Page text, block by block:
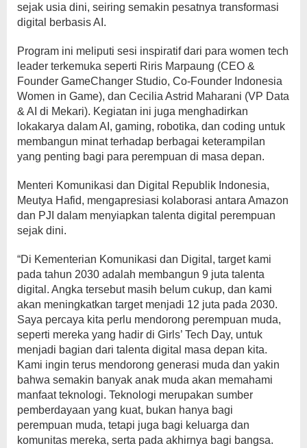
sejak usia dini, seiring semakin pesatnya transformasi
digital berbasis AI.
Program ini meliputi sesi inspiratif dari para women tech
leader terkemuka seperti Riris Marpaung (CEO &
Founder GameChanger Studio, Co-Founder Indonesia
Women in Game), dan Cecilia Astrid Maharani (VP Data
& AI di Mekari). Kegiatan ini juga menghadirkan
lokakarya dalam AI, gaming, robotika, dan coding untuk
membangun minat terhadap berbagai keterampilan
yang penting bagi para perempuan di masa depan.
Menteri Komunikasi dan Digital Republik Indonesia,
Meutya Hafid, mengapresiasi kolaborasi antara Amazon
dan PJI dalam menyiapkan talenta digital perempuan
sejak dini.
“Di Kementerian Komunikasi dan Digital, target kami
pada tahun 2030 adalah membangun 9 juta talenta
digital. Angka tersebut masih belum cukup, dan kami
akan meningkatkan target menjadi 12 juta pada 2030.
Saya percaya kita perlu mendorong perempuan muda,
seperti mereka yang hadir di Girls’ Tech Day, untuk
menjadi bagian dari talenta digital masa depan kita.
Kami ingin terus mendorong generasi muda dan yakin
bahwa semakin banyak anak muda akan memahami
manfaat teknologi. Teknologi merupakan sumber
pemberdayaan yang kuat, bukan hanya bagi
perempuan muda, tetapi juga bagi keluarga dan
komunitas mereka, serta pada akhirnya bagi bangsa.